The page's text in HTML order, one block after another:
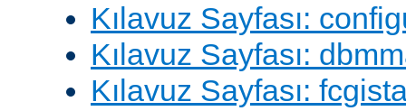
Kılavuz Sayfası:
Kılavuz Sayfası:
Kılavuz Sayfası: